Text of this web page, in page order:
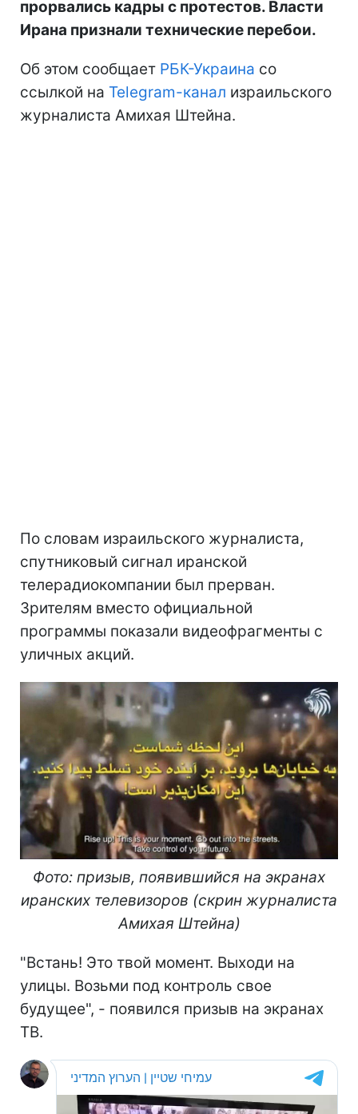
прорвались кадры с протестов. Власти
Ирана признали технические перебои.
Об этом сообщает РБК-Украина со
ссылкой на Telegram-канал израильского
журналиста Амихая Штейна.
По словам израильского журналиста,
спутниковый сигнал иранской
телерадиокомпании был прерван.
Зрителям вместо официальной
программы показали видеофрагменты с
уличных акций.
Фото: призыв, появившийся на экранах
иранских телевизоров (скрин журналиста
Амихая Штейна)
"Встань! Это твой момент. Выходи на
улицы. Возьми под контроль свое
будущее", - появился призыв на экранах
ТВ.